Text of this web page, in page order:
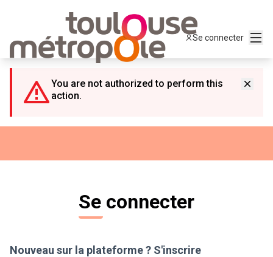
Se connecter
You are not authorized to perform this
action.
Se connecter
Nouveau sur la plateforme ? S'inscrire